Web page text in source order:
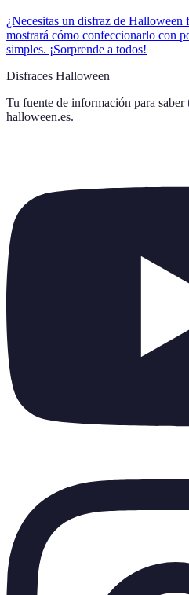
¿Necesitas un disfraz de Halloween
mostrará cómo confeccionarlo con
simples. ¡Sorprende a todos!
Disfraces Halloween
Tu fuente de información para saber
halloween.es.